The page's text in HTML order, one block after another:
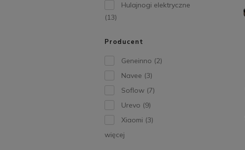
Hulajnogi elektryczne
(13)
Producent
Geneinno (2)
Navee (3)
Soflow (7)
Urevo (9)
Xiaomi (3)
więcej